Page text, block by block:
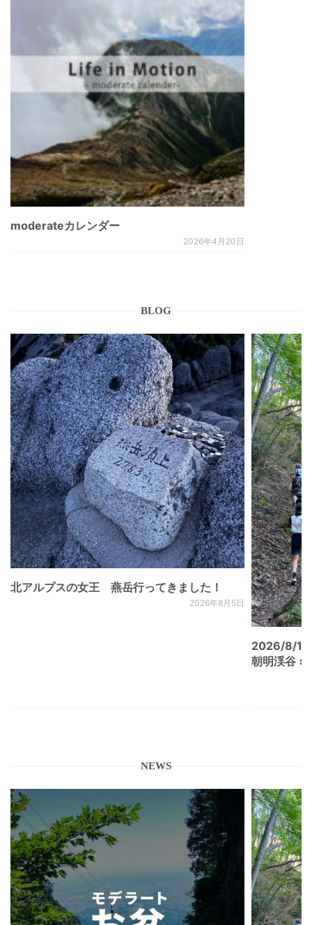
moderateカレンダー
2026年4月20日
BLOG
北アルプスの女王 燕岳行ってきました！
2026年8月5日
2026/8/
朝明渓谷 ×
NEWS